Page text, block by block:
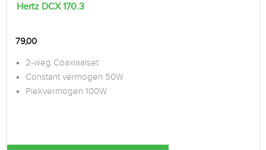
Hertz DCX 170.3
79,00
2-weg Coaxiaalset
Constant vermogen 50W
Piekvermogen 100W